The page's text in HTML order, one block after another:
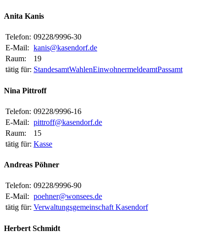
Anita Kanis
Telefon: 09228/9996-30
E-Mail: kanis@kasendorf.de
Raum:
19
tätig für: StandesamtWahlenEinwohnermeldeamtPassamt
Nina Pittroff
Telefon: 09228/9996-16
E-Mail: pittroff@kasendorf.de
Raum:
15
tätig für: Kasse
Andreas Pöhner
Telefon: 09228/9996-90
E-Mail: poehner@wonsees.de
tätig für: Verwaltungsgemeinschaft Kasendorf
Herbert Schmidt